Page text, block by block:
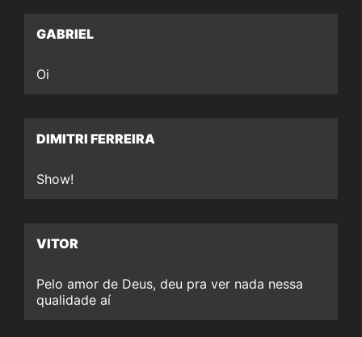
GABRIEL
Oi
DIMITRI FERREIRA
Show!
VITOR
Pelo amor de Deus, deu pra ver nada nessa
qualidade aí